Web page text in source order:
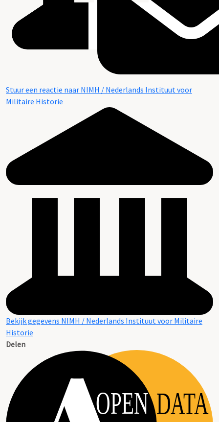
Stuur een reactie naar NIMH / Nederlands Instituut voor
Militaire Historie
Bekijk gegevens NIMH / Nederlands Instituut voor Militaire
Historie
Delen
OPEN DATA